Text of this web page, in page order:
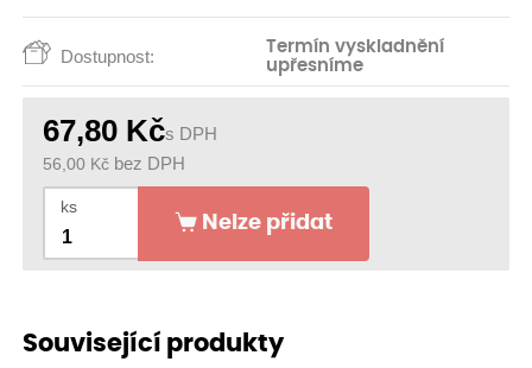
Dostupnost:
Termín vyskladnění
upřesníme
67,80 Kčs DPH
56,00 Kč bez DPH
ks
Nelze přidat
Související produkty